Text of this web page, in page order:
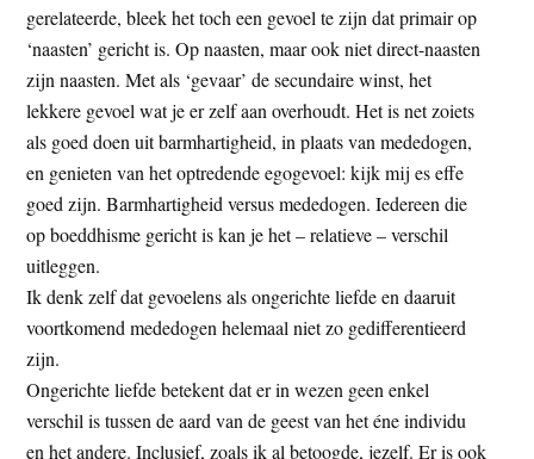
gerelateerde, bleek het toch een gevoel te zijn dat primair op
‘naasten’ gericht is. Op naasten, maar ook niet direct-naasten
zijn naasten. Met als ‘gevaar’ de secundaire winst, het
lekkere gevoel wat je er zelf aan overhoudt. Het is net zoiets
als goed doen uit barmhartigheid, in plaats van mededogen,
en genieten van het optredende egogevoel: kijk mij es effe
goed zijn. Barmhartigheid versus mededogen. Iedereen die
op boeddhisme gericht is kan je het – relatieve – verschil
uitleggen.
Ik denk zelf dat gevoelens als ongerichte liefde en daaruit
voortkomend mededogen helemaal niet zo gedifferentieerd
zijn.
Ongerichte liefde betekent dat er in wezen geen enkel
verschil is tussen de aard van de geest van het éne individu
en het andere. Inclusief, zoals ik al betoogde, jezelf. Er is ook